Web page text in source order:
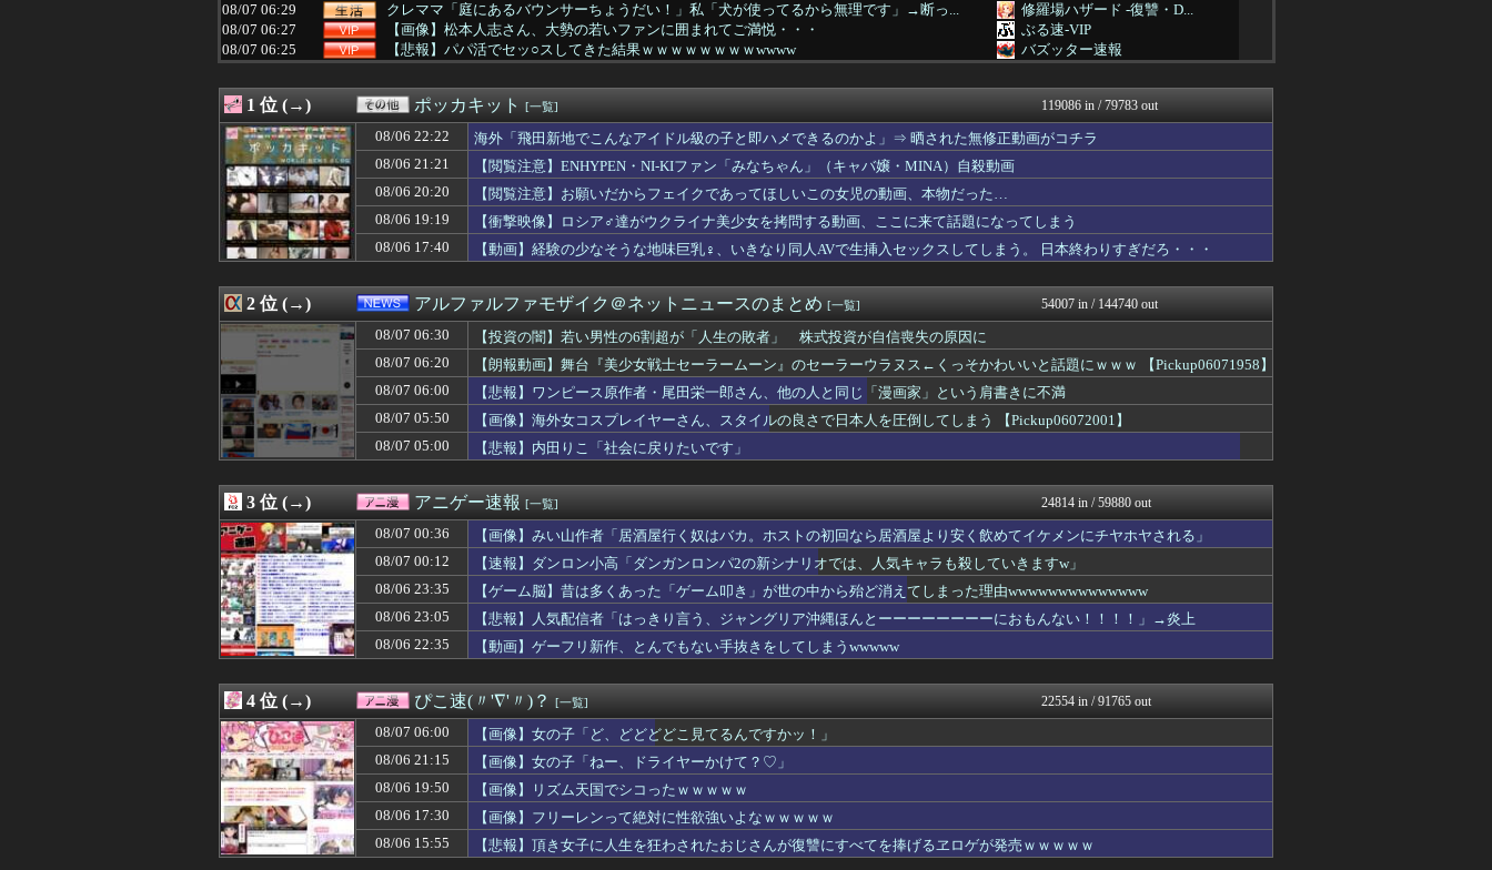
08/07 06:29
クレママ「庭にあるバウンサーちょうだい！」私「犬が使ってるから無理です」→断っ...
修羅場ハザード -復讐・D...
08/07 06:27
【画像】松本人志さん、大勢の若いファンに囲まれてご満悦・・・
ぶる速-VIP
08/07 06:25
【悲報】パパ活でセッ○スしてきた結果ｗｗｗｗｗｗｗｗwwww
バズッター速報
08/07 06:22
シングルファーザーワイ、子供の担任と朝を迎える
はーとログ
08/07 06:21
アルゼンチンのファン、W杯決勝の再試合を求める署名活動を開始ｗｗｗ
Samurai GOAL
08/07 06:20
【朗報動画】舞台『美少女戦士セーラームーン』のセーラーウラヌス←くっそかわいい...
アルファルファモザイク＠ネ...
08/07 06:18
【朗報】幽遊白書の戸愚呂弟さん、地獄で最も過酷な冥獄界を選ぶｗｗｗ
アニはつ -アニメ発信場-
08/07 06:18
【画像】田中みな実さんの妊娠後の胸がヤバいことになってる
08/07 06:18
【質問】ゴールデンに冠番組を持つ女アイドルがいないのは何故なのか？
08/07 06:15
行方不明になった子の名前が「大和」だと知った。その名前について考えた結果、ネッ...
鬼女の宅配便 - 修羅場・...
08/07 06:15
嫁と子作り中なんだけどこうなるwww
まとめCUP
08/07 06:12
【速報】影山優佳（25）、『爆弾発言』キタァアアアアアーーーーー！！
NEWSまとめもりー｜2c...
08/07 06:12
スタンミ「ジャングリア行ってきたんだけどほんとーーーにおもんない！！！！」
ゴールデンタイムズ
08/07 06:11
片山さつき（67）ちゃんの防災服ｗｗｗｗｗｗｗｗｗｗｗｗｗｗｗｗｗｗｗ（画像あ...
mashlife通信
08/07 06:10
【画像】女優・夏菜、ロンハーで無防備パンチラ
08/07 06:10
【衝撃】21歳女が17歳のセイトの赤ちゃん妊娠→その理由がこれｗｗｗｗ
気団まとめ-噫無情-｜嫁・...
08/07 06:09
【8月7日発売決定】待望の新作がついに登場！ホロライブメンバーたちが熱い戦いを...
トレンドの通り道
08/07 06:09
【画像】ニートワイが親に送ったブチギレLINEがこちら
ぶる速-VIP
08/07 06:09
川上産業株式会社が10月よりプチプチ株式会社に社名変更
かせまと！
08/07 06:09
独身引きこもり兄がSNSで「私の妻はインド人で起業家だが“日本人女性は男に甘え...
おうち速報
08/07 06:07
【悲報】札幌オリンピック、８割が賛成・・・・
08/07 06:05
【画像あり】JC2「え、待って私の足長くない？（ﾊﾟｼｬﾘｗｗｗｗｗｗｗｗｗ)...
不思議.net - 5ch...
08/07 06:05
【動画】あのちゃん、放送事故を起こしてしまうｗｗｗｗｗｗｗ
女子アナお宝画像速報－5c...
08/07 06:05
【朗報】ジャンプが最も売れた1995年新年3・4合併号に載ってる作品がこちらｗ...
わんこーる速報！
08/07 06:05
毎日暑いから雪に関連する映画でも観ようと「生きてこそ」を借りたのね
子育てちゃんねる
08/07 06:05
パラノマサイトっていうゲームを2作連続クリアした
カンダタ速報
08/07 06:03
【緊急速報】韓国サッカー協会、ガチでワールドカップ予選での審判への性接待がバレ...
【サッカー まとめ】サカラ...
08/07 06:03
【画像】お前の姉ちゃんがこんなパンティみたいな服を着てきたらどうする？
いたしん！
08/07 06:01
去年10月にゲーミングPC買おうと思ったけどもう少し後でいいやで時期逃したらう...
PCパーツまとめ
08/07 06:01
【悲報】射殺されたオッサン、最近母を亡くして精神的ショックを受けていたと判明・...
08/07 06:00
覇権漫画ワンピースの主人公モンキー・D・ルフィさん、変わり果てた姿で発見される...
ジャンプ速報
08/07 06:00
【FGO】チャイナドレス バーヴァン・シー Fate/GrandOrderのイ...
FGOまとめ速報
08/07 06:00
【ウルトラマン】ウルサマ後期のステージ観てきたんだけど
08/07 06:00
【遊戯王情報】闘いのロード 孔雀舞「城之内克也戦」紹介
スターライト速報 -遊戯王...
08/07 06:00
ミノルのRUST配信見てたけど、マジでたいじリスナー民度低すぎだろ…
08/07 06:00
昨季60本塁打・OPS.948の『カル・ローリー』さんの今季の成績
08/07 06:00
【画像】女の子「ど、どどどどこ見てるんですかッ！」
08/07 06:00
小坂菜緒の最新『下半身』ガチでエグいって・・・
乃木通 乃木坂46櫻坂46...
08/07 06:00
ワイの職場の後輩女子、かわいくていい匂いするけどマジでとんでもなく無能
キニ速
1 位 (→) ポッカキット [一覧] 119086 in / 79783 out
08/06 22:22
海外「飛田新地でこんなアイドル級の子と即ハメできるのかよ」⇒ 晒された無修正動画がコチラ
08/06 21:21
【閲覧注意】ENHYPEN・NI-KIファン「みなちゃん」（キャバ嬢・MINA）自殺動画
08/06 20:20
【閲覧注意】お願いだからフェイクであってほしいこの女児の動画、本物だった…
08/06 19:19
【衝撃映像】ロシア♂達がウクライナ美少女を拷問する動画、ここに来て話題になってしまう
08/06 17:40
【動画】経験の少なそうな地味巨乳♀、いきなり同人AVで生挿入セックスしてしまう。 日本終わりすぎだろ・・・
2 位 (→) アルファルファモザイク＠ネットニュースのまとめ [一覧] 54007 in / 144740 out
08/07 06:30
【投資の闇】若い男性の6割超が「人生の敗者」 株式投資が自信喪失の原因に
08/07 06:20
【朗報動画】舞台『美少女戦士セーラームーン』のセーラーウラヌス←くっそかわいいと話題にｗｗｗ 【Pickup06071958】
08/07 06:00
【悲報】ワンピース原作者・尾田栄一郎さん、他の人と同じ「漫画家」という肩書きに不満
08/07 05:50
【画像】海外女コスプレイヤーさん、スタイルの良さで日本人を圧倒してしまう 【Pickup06072001】
08/07 05:00
【悲報】内田りこ「社会に戻りたいです」
3 位 (→) アニゲー速報 [一覧] 24814 in / 59880 out
08/07 00:36
【画像】みい山作者「居酒屋行く奴はバカ。ホストの初回なら居酒屋より安く飲めてイケメンにチヤホヤされる」
08/07 00:12
【速報】ダンロン小高「ダンガンロンパ2の新シナリオでは、人気キャラも殺していきますw」
08/06 23:35
【ゲーム脳】昔は多くあった「ゲーム叩き」が世の中から殆ど消えてしまった理由wwwwwwwwwwwwww
08/06 23:05
【悲報】人気配信者「はっきり言う、ジャングリア沖縄ほんとーーーーーーーーにおもんない！！！！」→炎上
08/06 22:35
【動画】ゲーフリ新作、とんでもない手抜きをしてしまうwwwww
4 位 (→) ぴこ速(〃'∇'〃)？ [一覧] 22554 in / 91765 out
08/07 06:00
【画像】女の子「ど、どどどどこ見てるんですかッ！」
08/06 21:15
【画像】女の子「ねー、ドライヤーかけて？♡」
08/06 19:50
【画像】リズム天国でシコったｗｗｗｗｗ
08/06 17:30
【画像】フリーレンって絶対に性欲強いよなｗｗｗｗｗ
08/06 15:55
【悲報】頂き女子に人生を狂わされたおじさんが復讐にすべてを捧げるヱロゲが発売ｗｗｗｗｗ